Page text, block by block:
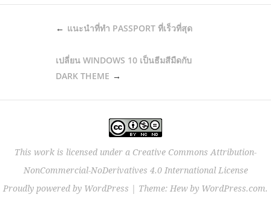
แนะนำที่ทำ PASSPORT ที่เร็วที่สุด
เปลี่ยน WINDOWS 10 เป็นธีมสีมืดกับ
DARK THEME
This work is licensed under a Creative Commons Attribution-
NonCommercial-NoDerivatives 4.0 International License
Proudly powered by WordPress | Theme: Hew by WordPress.com.